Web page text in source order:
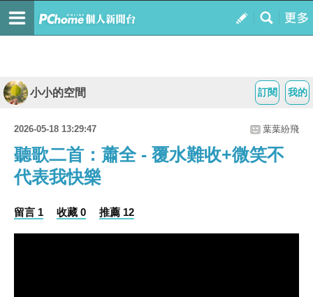
我的
訂閱
小小的空間
2026-05-18 13:29:47 葉葉紛飛
聽歌二首：蕭全 - 覆水難收+微笑不
代表我快樂
留言 1 收藏 0 推薦 12